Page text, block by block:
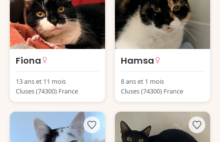
Fiona
13 ans et 11 mois
Cluses (74300) France
Hamsa
8 ans et 1 mois
Cluses (74300) France